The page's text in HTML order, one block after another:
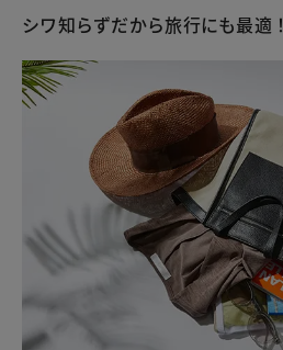
シワ知らずだから旅行にも最適！